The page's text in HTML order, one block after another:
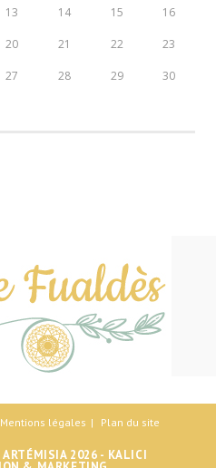
13 14 15 16
20 21 22 23
27 28 29 30
Mentions légales Plan du site
ARTÉMISIA 2026 - KALICI